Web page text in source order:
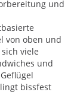
und
von oben und
viele
und
bissfest